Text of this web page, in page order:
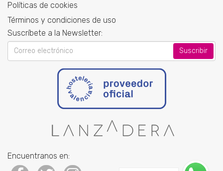
Políticas de cookies
Términos y condiciones de uso
Suscríbete a la Newsletter:
Your
Encuentranos en: